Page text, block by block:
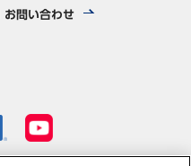
お問い合わせ